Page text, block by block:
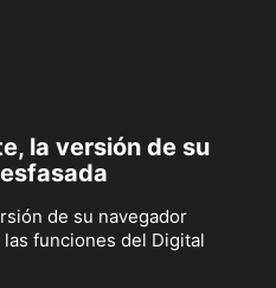
la versión de su
de su navegador
funciones del Digital